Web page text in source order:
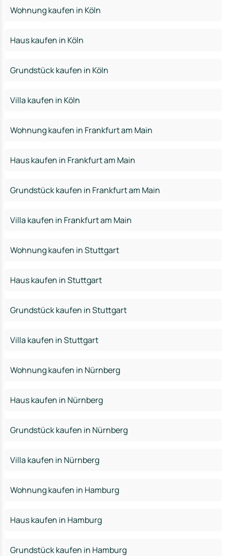
Wohnung kaufen in Köln
Haus kaufen in Köln
Grundstück kaufen in Köln
Villa kaufen in Köln
Wohnung kaufen in Frankfurt am Main
Haus kaufen in Frankfurt am Main
Grundstück kaufen in Frankfurt am Main
Villa kaufen in Frankfurt am Main
Wohnung kaufen in Stuttgart
Haus kaufen in Stuttgart
Grundstück kaufen in Stuttgart
Villa kaufen in Stuttgart
Wohnung kaufen in Nürnberg
Haus kaufen in Nürnberg
Grundstück kaufen in Nürnberg
Villa kaufen in Nürnberg
Wohnung kaufen in Hamburg
Haus kaufen in Hamburg
Grundstück kaufen in Hamburg